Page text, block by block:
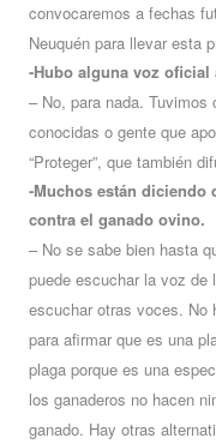
convocaremos a fechas
Neuquén para llevar esta
-Hubo alguna voz oficial
– No, para nada.
conocidas o gente que
“Proteger”, que también
-Muchos están diciendo
contra el ganado ovino.
– No se sabe bien hasta
puede escuchar la voz de
escuchar otras voces. No
para afirmar que es una
plaga porque es una
los ganaderos no hacen
ganado. Hay otras